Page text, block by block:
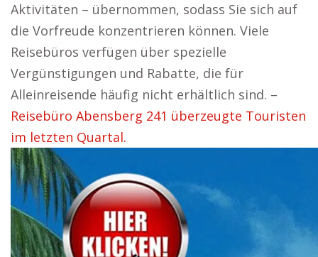
Aktivitäten – übernommen, sodass Sie sich auf
die Vorfreude konzentrieren können. Viele
Reisebüros verfügen über spezielle
Vergünstigungen und Rabatte, die für
Alleinreisende häufig nicht erhältlich sind. –
Reisebüro Abensberg 241 überzeugte Touristen
im letzten Quartal.